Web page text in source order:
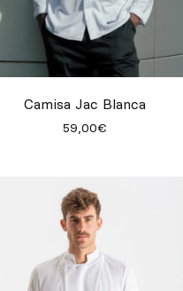
Camisa Jac Blanca
59,00€